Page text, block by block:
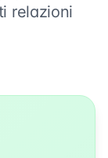
relazioni